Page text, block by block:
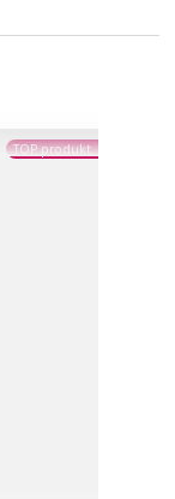
TOP produkt